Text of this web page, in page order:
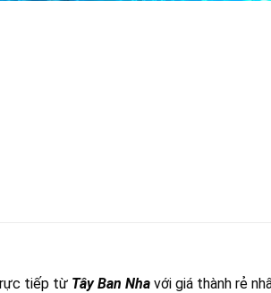
tiếp từ Tây Ban Nhavới giá thành rẻ